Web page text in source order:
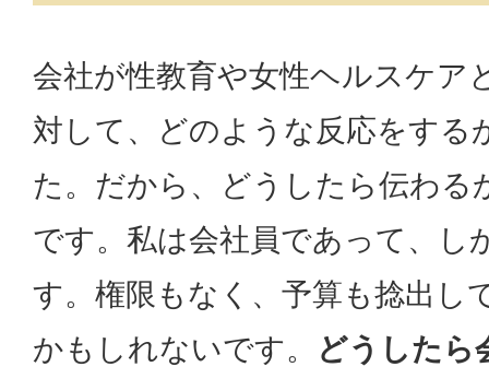
会社が性教育や女性ヘルスケア
対して、どのような反応をする
た。だから、どうしたら伝わる
です。私は会社員であって、し
す。権限もなく、予算も捻出し
かもしれないです。
どうしたら